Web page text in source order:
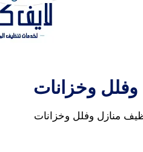
وخزانات
منازل وفلل وخزانات